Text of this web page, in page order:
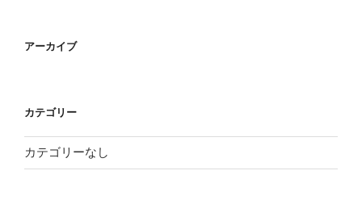
アーカイブ
カテゴリー
カテゴリーなし